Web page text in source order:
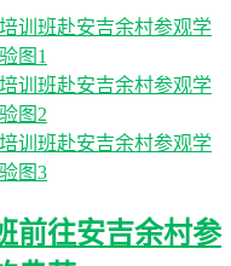
前往安吉余村参